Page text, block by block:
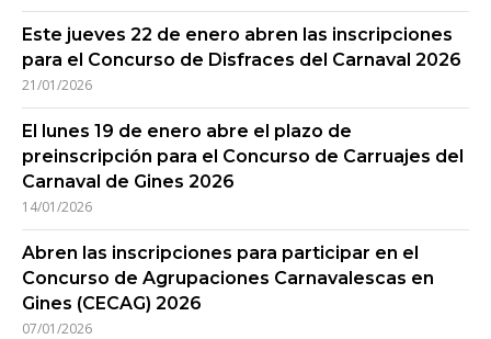
Este jueves 22 de enero abren las inscripciones
para el Concurso de Disfraces del Carnaval 2026
21/01/2026
El lunes 19 de enero abre el plazo de
preinscripción para el Concurso de Carruajes del
Carnaval de Gines 2026
14/01/2026
Abren las inscripciones para participar en el
Concurso de Agrupaciones Carnavalescas en
Gines (CECAG) 2026
07/01/2026